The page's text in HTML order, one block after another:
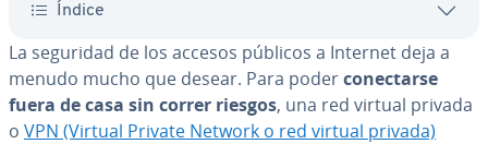
Índice
La seguridad de los accesos públicos a Internet deja a
menudo mucho que desear. Para poderco­ne­c­tar­se
fuera de casa sin correr riesgos, una red virtual privada
o VPN (Virtual Private Network o red virtual privada)